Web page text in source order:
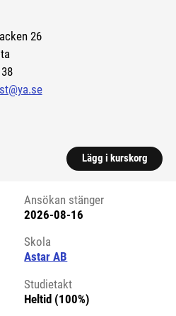
26
till extern sida.)
Lägg i kurskorg
Ansökan stänger
2026-08-16
Skola
Astar AB
Studietakt
Heltid (100%)